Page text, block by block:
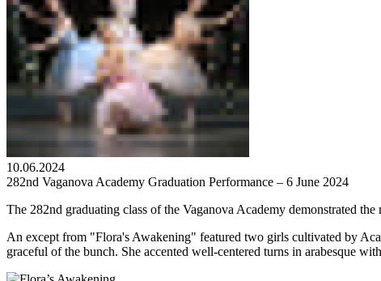
10.06.2024
282nd Vaganova Academy Graduation Performance – 6 June 2024
The 282nd graduating class of the Vaganova Academy demonstrated
An except from "Flora's Awakening" featured two girls cultivated by
graceful of the bunch. She accented well-centered turns in arabesque